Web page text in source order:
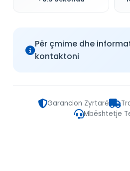
Për çmime dhe
kontaktoni
Garancion Zyrtarë
Mbështetje